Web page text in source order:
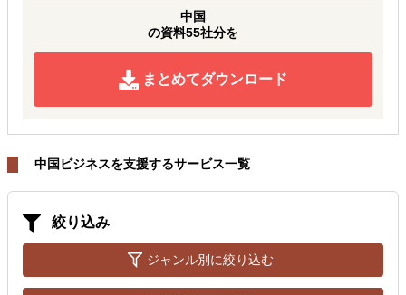
中国
の資料55社分を
まとめてダウンロード
中国ビジネスを支援するサービス一覧
絞り込み
ジャンル別に絞り込む